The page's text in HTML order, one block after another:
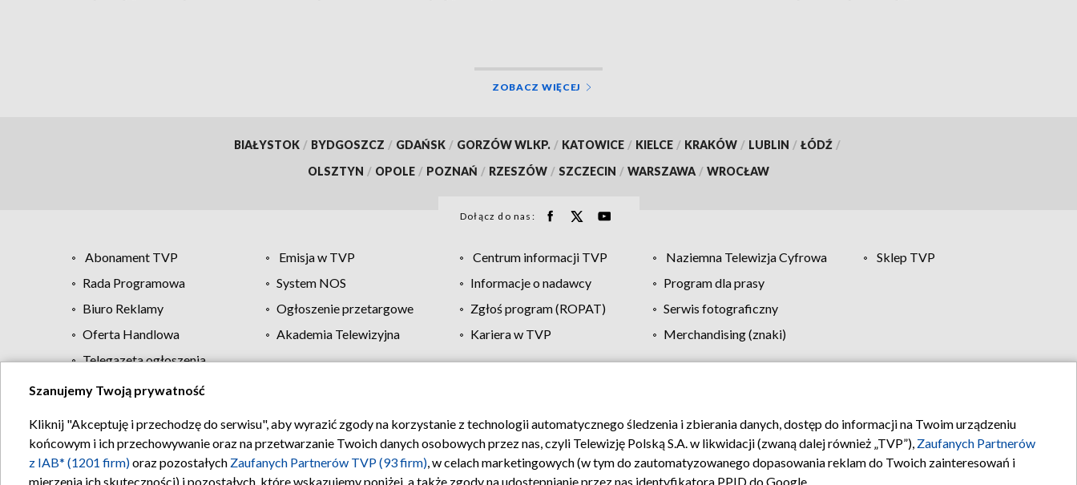
ZOBACZ WIĘCEJ
BIAŁYSTOK / BYDGOSZCZ / GDAŃSK / GORZÓW WLKP. / KATOWICE / KIELCE / KRAKÓW / LUBLIN / ŁÓDŹ /
OLSZTYN / OPOLE / POZNAŃ / RZESZÓW / SZCZECIN / WARSZAWA / WROCŁAW
Dołącz do nas:
Abonament TVP Emisja w TVP Centrum informacji TVP Naziemna Telewizja Cyfrowa
Sklep TVP
Rada Programowa
System NOS Informacje o nadawcy
Program dla prasy
Biuro Reklamy
Ogłoszenie przetargowe Zgłoś program (ROPAT)
Serwis fotograficzny
Oferta Handlowa
Akademia Telewizyjna Kariera w TVP
Merchandising (znaki)
Telegazeta ogłoszenia
Regulamin TVP Polityka prywatności Moje zgody Pomoc Biuro reklamy Kontakt
Szanujemy Twoją prywatność
Kliknij "Akceptuję i przechodzę do serwisu", aby wyrazić zgody na korzystanie z technologii automatycznego śledzenia i zbierania danych, dostęp do informacji na Twoim urządzeniu
końcowym i ich przechowywanie oraz na przetwarzanie Twoich danych osobowych przez nas, czyli Telewizję Polską S.A. w likwidacji (zwaną dalej również „TVP”), Zaufanych Partnerów
z IAB* (1201 firm)oraz pozostałych Zaufanych Partnerów TVP (93 firm), w celach marketingowych (w tym do zautomatyzowanego dopasowania reklam do Twoich zainteresowań i
mierzenia ich skuteczności) i pozostałych, które wskazujemy poniżej, a także zgody na udostępnianie przez nas identyfikatora PPID do Google.